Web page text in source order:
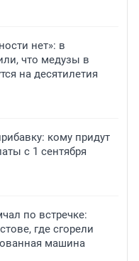
нет»: в
что медузы в
на десятилетия
кому придут
с 1 сентября
по встречке:
где сгорели
машина